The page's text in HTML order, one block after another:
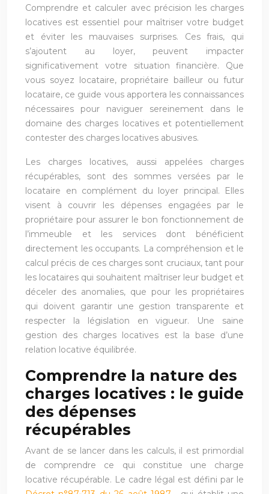
Comprendre et calculer avec précision les charges
locatives est essentiel pour maîtriser votre budget
et éviter les mauvaises surprises. Ces frais, qui
s’ajoutent au loyer, peuvent impacter
significativement votre situation financière. Que
vous soyez locataire, propriétaire bailleur ou futur
locataire, ce guide vous apportera les connaissances
nécessaires pour naviguer sereinement dans le
domaine des charges locatives et potentiellement
contester des charges locatives abusives.
Les charges locatives, aussi appelées charges
récupérables, sont des sommes versées par le
locataire en complément du loyer principal. Elles
visent à couvrir les dépenses engagées par le
propriétaire pour assurer le bon fonctionnement de
l’immeuble et les services dont bénéficient
directement les occupants. La compréhension et le
calcul précis de ces charges sont cruciaux, tant pour
les locataires qui souhaitent maîtriser leur budget et
déceler des anomalies, que pour les propriétaires
qui doivent garantir une gestion transparente et
respecter la législation en vigueur. Une saine
gestion des charges locatives est la base d’une
relation locative équilibrée.
Comprendre la nature des
charges locatives : le guide
des dépenses
récupérables
Avant de se lancer dans les calculs, il est primordial
de comprendre ce qui constitue une charge
locative récupérable. Le cadre légal est défini par le